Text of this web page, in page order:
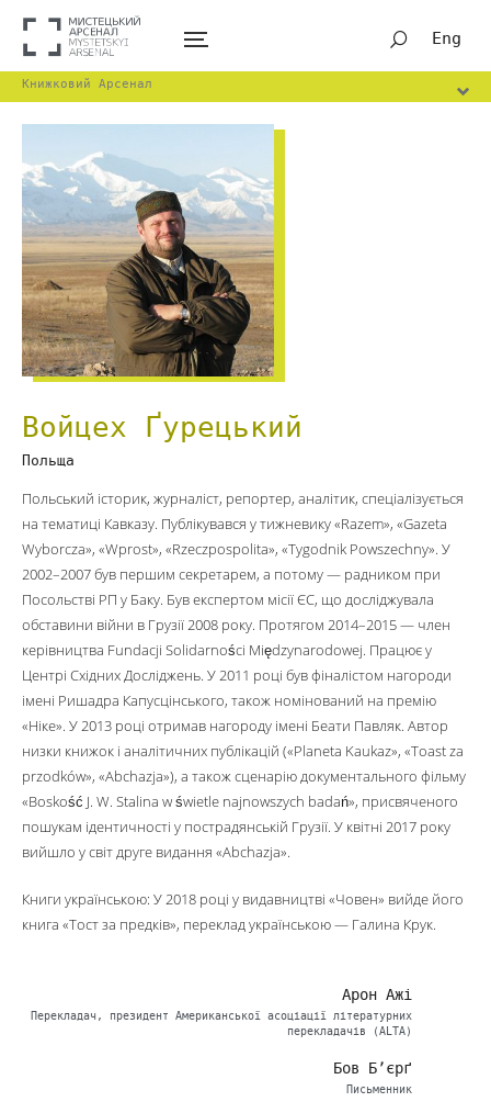
Eng
Книжковий Арсенал
Войцех Ґурецький
Польща
Польський історик, журналіст, репортер, аналітик, спеціалізується
на тематиці Кавказу. Публікувався у тижневику «Razem», «Gazeta
Wyborcza», «Wprost», «Rzeczpospolita», «Tygodnik Powszechny». У
2002–2007 був першим секретарем, а потому — радником при
Посольстві РП у Баку. Був експертом місії ЄС, що досліджувала
обставини війни в Грузії 2008 року. Протягом 2014–2015 — член
керівництва Fundacji Solidarności Międzynarodowej. Працює у
Центрі Східних Досліджень. У 2011 році був фіналістом нагороди
імені Ришадра Капусцінського, також номінований на премію
«Ніке». У 2013 році отримав нагороду імені Беати Павляк. Автор
низки книжок і аналітичних публікацій («Planeta Kaukaz», «Toast za
przodków», «Abchazja»), а також сценарію документального фільму
«Boskość J. W. Stalina w świetle najnowszych badań», присвяченого
пошукам ідентичності у пострадянській Грузії. У квітні 2017 року
вийшло у світ друге видання «Abchazja».
Книги українською: У 2018 році у видавництві «Човен» вийде його
книга «Тост за предків», переклад українською — Галина Крук.
Арон Ажі
Перекладач, президент Американської асоціації літературних
перекладачів (ALTA)
Бов Б’єрґ
Письменник